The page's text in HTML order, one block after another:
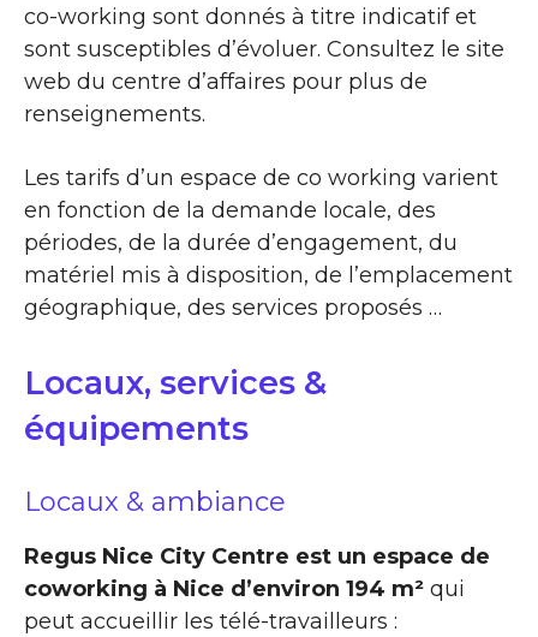
co-working sont donnés à titre indicatif et
sont susceptibles d’évoluer. Consultez le site
web du centre d’affaires pour plus de
renseignements.
Les tarifs d’un espace de co working varient
en fonction de la demande locale, des
périodes, de la durée d’engagement, du
matériel mis à disposition, de l’emplacement
géographique, des services proposés …
Locaux, services &
équipements
Locaux & ambiance
Regus Nice City Centre est un espace de
coworking à Nice d’environ 194 m² qui
peut accueillir les télé-travailleurs :